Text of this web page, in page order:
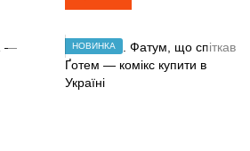
НОВИНКА